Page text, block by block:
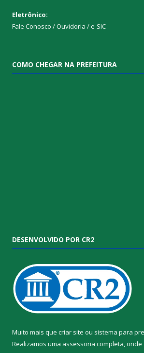
Eletrônico:
Fale Conosco / Ouvidoria / e-SIC
COMO CHEGAR NA PREFEITURA
DESENVOLVIDO POR CR2
Muito mais que criar site ou sistema para
Realizamos uma assessoria completa,